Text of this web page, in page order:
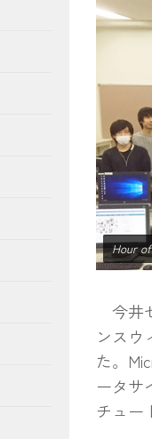
Hour
今井
ンスウ
た。
ータサ
チュー